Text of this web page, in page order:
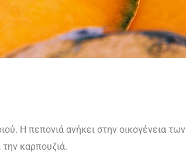
Η πεπονιά ανήκει στην οικογένεια των
την καρπουζιά.